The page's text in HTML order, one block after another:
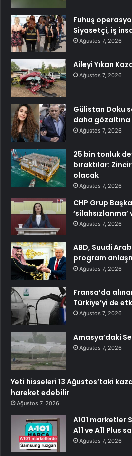
Fuhuş
Siyasetçi, iş
Ağustos 7, 2026
Aileyi Yıkan
Ağustos 7, 2026
Gülistan Doku
daha gözaltına
Ağustos 7, 2026
25 bin tonluk
bıraktılar:
olacak
Ağustos 7, 2026
CHP Grup
Ağustos 7, 2026
ABD, Suudi
program
Ağustos 7, 2026
Fransa’da
Türkiye’yi de
Ağustos 7, 2026
Amasya’daki
Ağustos 7, 2026
Yeti hisseleri 13 Ağustos’taki
hareket edebilir
Ağustos 7, 2026
A101 marketler
A11 ve A11 Plus
Ağustos 7, 2026